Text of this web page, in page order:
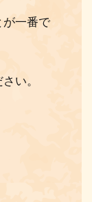
が一番で
い。